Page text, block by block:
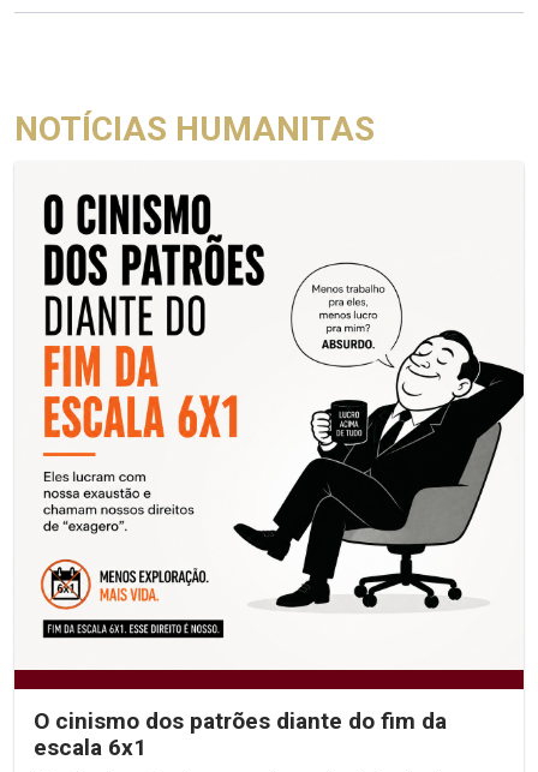
NOTÍCIAS HUMANITAS
O cinismo dos patrões diante do fim da
escala 6x1